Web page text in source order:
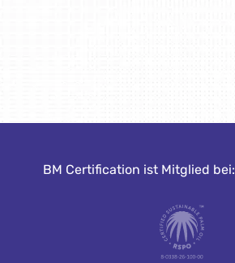
BM Certification ist Mitglied bei: